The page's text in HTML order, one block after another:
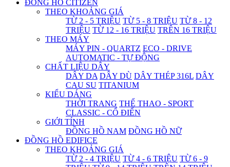
ĐỒNG HỒ CITIZEN
THEO KHOẢNG GIÁ
TỪ 2 - 5 TRIỆU TỪ 5 - 8 TRIỆU TỪ 8 - 12
TRIỆU TỪ 12 - 16 TRIỆU TRÊN 16 TRIỆU
THEO MÁY
MÁY PIN - QUARTZ ECO - DRIVE
AUTOMATIC - TỰ ĐỘNG
CHẤT LIỆU DÂY
DÂY DA DÂY DÙ DÂY THÉP 316L DÂY
CAU SU TITANIUM
KIỂU DÁNG
THỜI TRANG THỂ THAO - SPORT
CLASSIC - CỔ ĐIỂN
GIỚI TÍNH
ĐỒNG HỒ NAM ĐỒNG HỒ NỮ
ĐỒNG HỒ EDIFICE
THEO KHOẢNG GIÁ
TỪ 2 - 4 TRIỆU TỪ 4 - 6 TRIỆU TỪ 6 - 9